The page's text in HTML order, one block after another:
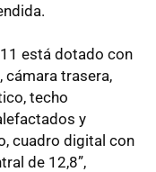
está dotado con
cámara trasera,
techo
y
cuadro digital con
de 12,8”,